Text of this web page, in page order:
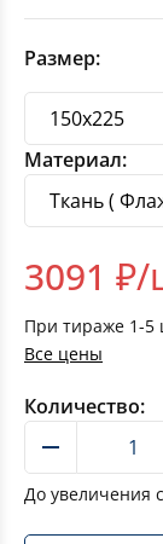
Размер:
Материал:
3091 ₽/
При тираже 1-5
Все цены
Количество:
До увеличения